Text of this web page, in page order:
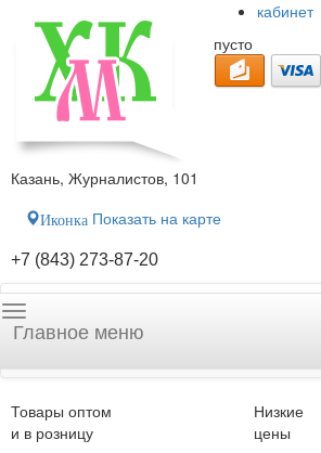
кабинет
пусто
Казань, Журналистов, 101
Иконка Показать на карте
+7 (843) 273-87-20
Главное меню
Товары оптом
и в розницу
Низкие
цены